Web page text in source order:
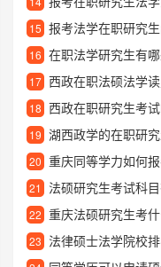
15 报考法学在职研究
16 在职法学研究生有
17 西政在职法硕法学
18 西政在职研究生考
19 湖西政学的在职研究
20 重庆同等学力如何
21 法硕研究生考试科目
22 重庆法硕研究生考
23 法律硕士法学院校